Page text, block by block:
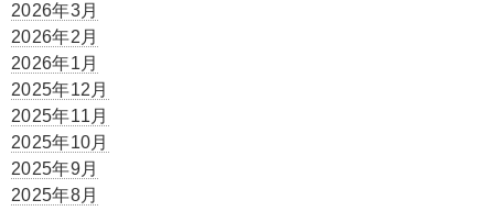
2026年3月
2026年2月
2026年1月
2025年12月
2025年11月
2025年10月
2025年9月
2025年8月